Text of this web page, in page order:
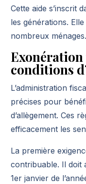
Cette aide s’inscrit
les générations.
nombreux ménages.
Exonération
conditions
L’administration
précises pour
d’allègement. Ces
efficacement les
La première
contribuable. Il doit
1er janvier de